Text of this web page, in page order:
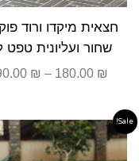
חצאית מיקדו ורוד
שחור ועליונית טפט
180.00 ₪
–
₪
Sale!